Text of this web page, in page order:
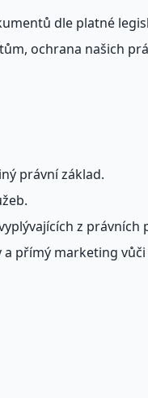
dle platné
ochrana našich
právní základ.
z právních
a přímý marketing